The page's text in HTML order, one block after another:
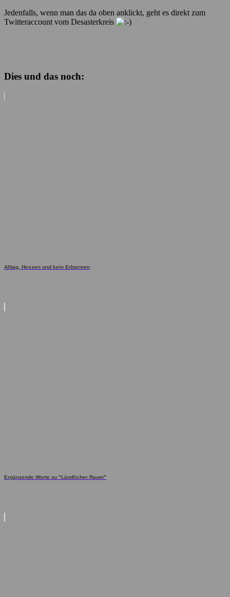
Jedenfalls, wenn man das da oben anklickt, geht es direkt zum
Twitteraccount vom Desasterkreis
Dies und das noch:
Alltag, Hessen und kein Erbarmen
Ergänzende Worte zu "Ländlicher Raum"